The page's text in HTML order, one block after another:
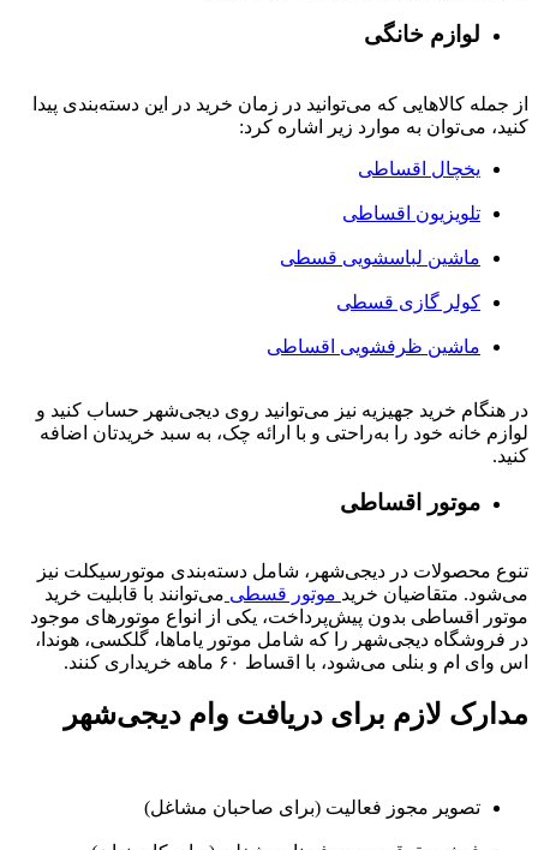
لوازم خانگی
از جمله کالاهایی که می‌توانید در زمان خرید در این دسته‌بندی پیدا
کنید، می‌توان به موارد زیر اشاره کرد:
یخچال اقساطی
تلویزیون اقساطی
ماشین لباسشویی قسطی
کولر گازی قسطی
ماشین ظرفشویی اقساطی
در هنگام خرید جهیزیه نیز می‌توانید روی دیجی‌شهر حساب کنید و
لوازم خانه خود را به‌راحتی و با ارائه چک، به سبد خریدتان اضافه
کنید.
موتور اقساطی
تنوع محصولات در دیجی‌شهر، شامل دسته‌بندی موتورسیکلت نیز
می‌شود. متقاضیان خرید موتور قسطی می‌توانند با قابلیت خرید
موتور اقساطی بدون پیش‌پرداخت، یکی از انواع موتورهای موجود
در فروشگاه دیجی‌شهر را که شامل موتور یاماها، گلکسی، هوندا،
اس وای ام و بنلی می‌شود، با اقساط ۶۰ ماهه خریداری کنند.
مدارک لازم برای دریافت وام دیجی‌شهر
تصویر مجوز فعالیت (برای صاحبان مشاغل)